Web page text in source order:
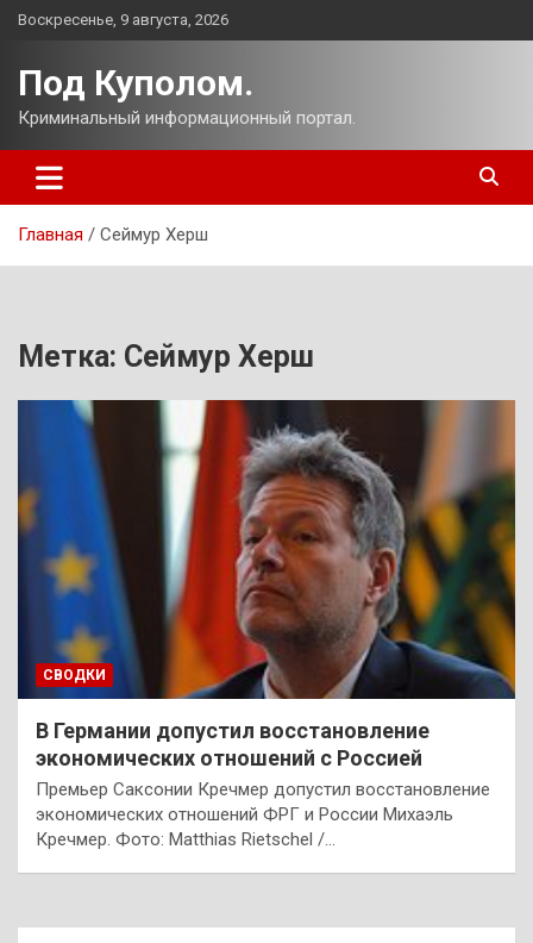
Перейти
Воскресенье, 9 августа, 2026
Под Куполом.
Криминальный информационный портал.
Главная Сеймур Херш
Метка: Сеймур Херш
СВОДКИ
В Германии допустил восстановление
экономических отношений с Россией
Премьер Саксонии Кречмер допустил восстановление
экономических отношений ФРГ и России Михаэль
Кречмер. Фото: Matthias Rietschel /…